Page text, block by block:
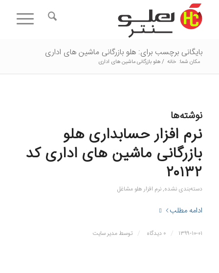
بایگانی برچسب برای: هلو بازرگانی ماشین های اداری
مکان شما: خانه /هلو بازرگانی ماشین های اداری
نوشته‌ها
نرم افزار حسابداری هلو
بازرگانی ماشین های اداری کد
۲۰۱۳۲
دسته‌بندی نشده,نرم افزار هلو مشاغل
ادامه مطلب
۱۳۹۹-۱۰-۰۱ / ۰ دیدگاه / توسط مدیر سایت